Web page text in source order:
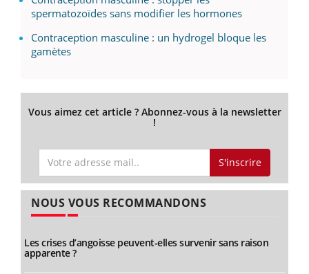
spermatozoïdes sans modifier les hormones
Contraception masculine : un hydrogel bloque les
gamètes
Vous aimez cet article ? Abonnez-vous à la newsletter
!
S'inscrire
NOUS VOUS RECOMMANDONS
Les crises d’angoisse peuvent-elles survenir sans raison
apparente ?